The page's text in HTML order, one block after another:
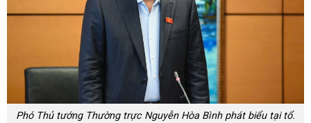
Phó Thủ tướng Thường trực Nguyễn Hòa Bình phát biểu tại tổ.